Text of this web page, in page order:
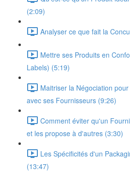
(2:09)
Analyser ce que fait la
Mettre ses Produits en
Labels) (5:19)
Maitriser la Négociation
avec ses Fournisseurs (9:26)
Comment éviter qu'un
et les propose à d'autres (3:30)
Les Spécificités d'un
(13:47)